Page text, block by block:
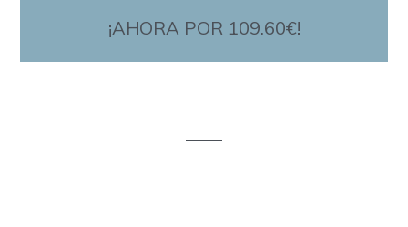
¡AHORA POR 109.60€!